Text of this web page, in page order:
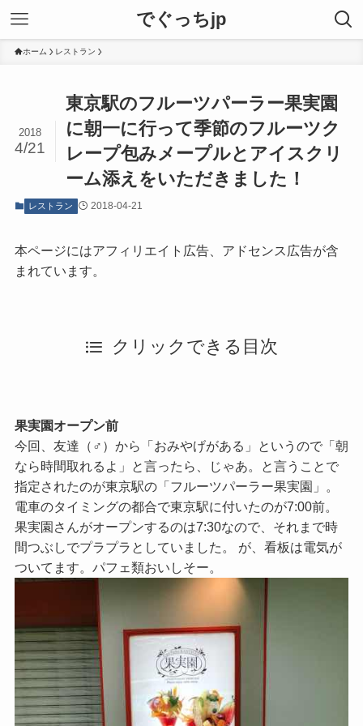
でぐっちjp
ホーム レストラン
東京駅のフルーツパーラー果実園
に朝一に行って季節のフルーツク
レープ包みメープルとアイスクリ
ーム添えをいただきました！
2018
4/21
レストラン 2018-04-21
本ページにはアフィリエイト広告、アドセンス広告が含
まれています。
クリックできる目次
果実園オープン前
今回、友達（♂）から「おみやげがある」というので「朝
なら時間取れるよ」と言ったら、じゃあ。と言うことで
指定されたのが東京駅の「フルーツパーラー果実園」。
電車のタイミングの都合で東京駅に付いたのが7:00前。
果実園さんがオープンするのは7:30なので、それまで時
間つぶしでプラプラとしていました。 が、看板は電気が
ついてます。パフェ類おいしそー。